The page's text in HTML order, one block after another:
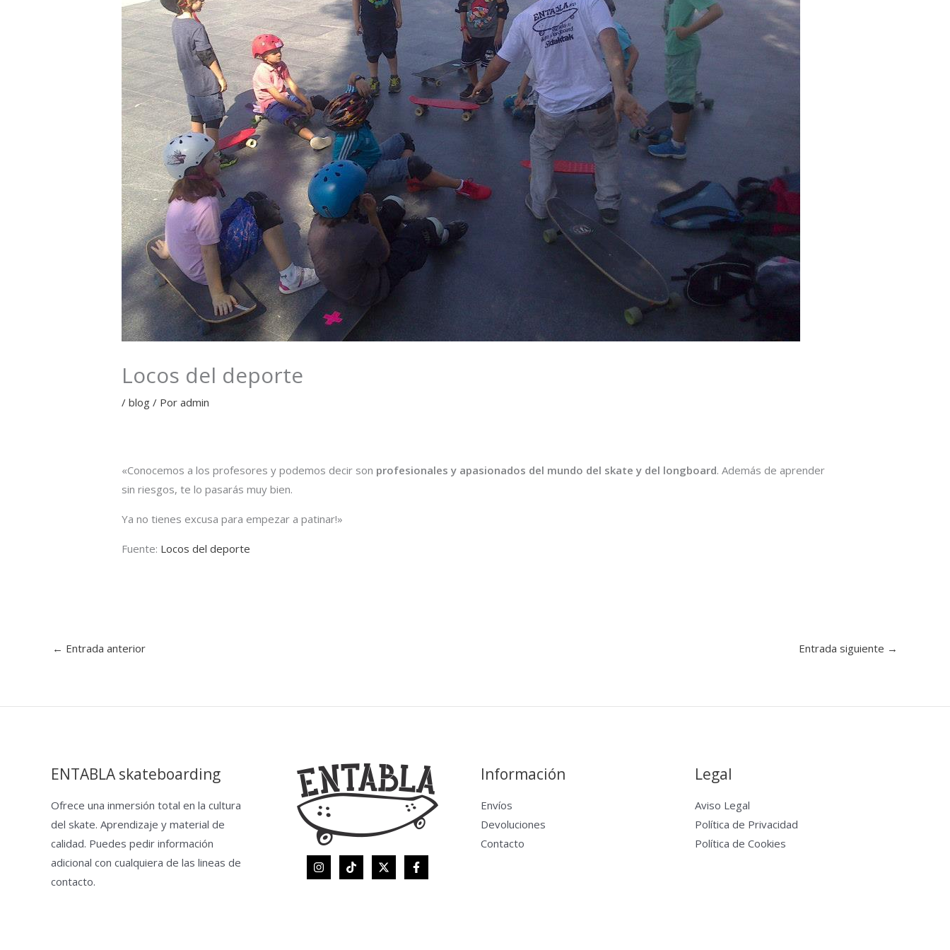
Locos del deporte
/blog / Poradmin
«Conocemos a los profesores y podemos decir son profesionales y apasionados del mundo del skate y del longboard. Además de aprender
sin riesgos, te lo pasarás muy bien.
Ya no tienes excusa para empezar a patinar!»
Fuente: Locos del deporte
← Entrada anterior Entrada siguiente →
ENTABLA skateboarding
Ofrece una inmersión total en la cultura
del skate. Aprendizaje y material de
calidad. Puedes pedir información
adicional con cualquiera de las lineas de
contacto.
Información
Envíos
Devoluciones
Contacto
Legal
Aviso Legal
Política de Privacidad
Política de Cookies